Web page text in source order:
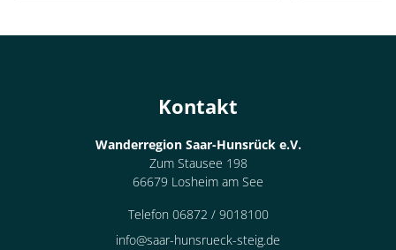
Kontakt
Wanderregion Saar-Hunsrück e.V.
Zum Stausee 198
66679 Losheim am See
Telefon 06872 / 9018100
info@saar-hunsrueck-steig.de